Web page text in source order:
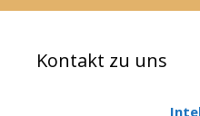
Kontakt zu uns